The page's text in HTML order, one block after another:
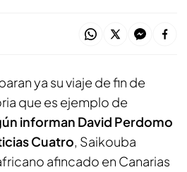
ya su viaje de fin de
que es ejemplo de
informan David Perdomo
Cuatro, Saikouba
afincado en Canarias